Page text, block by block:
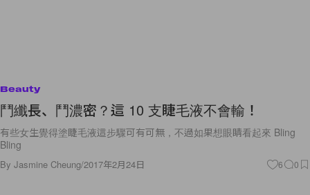
Beauty
鬥纖長、鬥濃密？這 10 支睫毛液不會輸！
有些女生覺得塗睫毛液這步驟可有可無，不過如果想眼睛看起來 Bling
Bling
By Jasmine Cheung/2017年2月24日 6 0